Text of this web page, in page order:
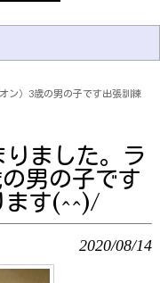
ン）3歳の男の子です出張訓練
ました。ラ
男の子です
ます(^^)/
2020/08/14